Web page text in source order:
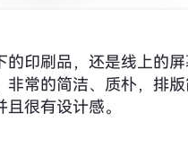
的印刷品，还是线上的
非常的简洁、质朴，排
很有设计感。